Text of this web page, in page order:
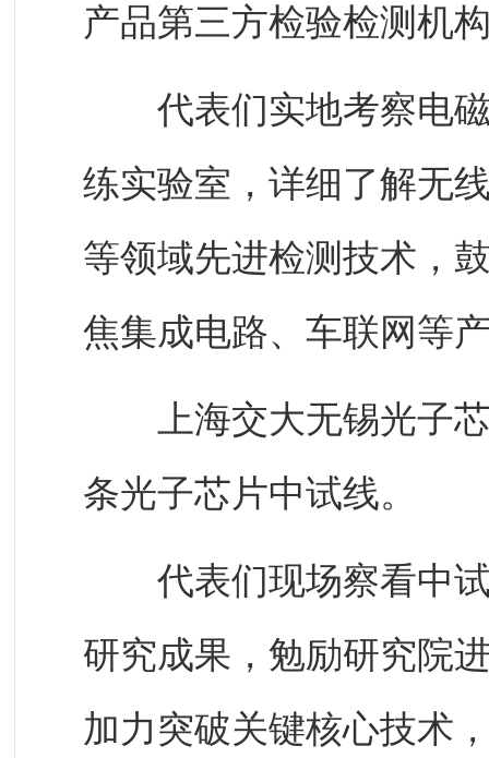
产品第三方检验检测机
代表们实地考察电磁
练实验室，详细了解无
等领域先进检测技术，
焦集成电路、车联网等
上海交大无锡光子芯
条光子芯片中试线。
代表们现场察看中试
研究成果，勉励研究院
加力突破关键核心技术